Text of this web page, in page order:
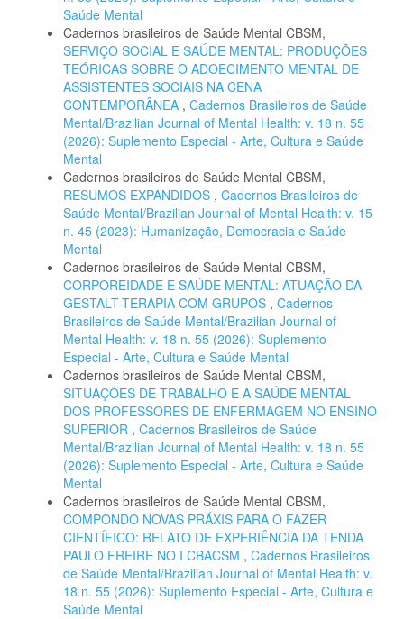
Saúde Mental
Cadernos brasileiros de Saúde Mental CBSM,
SERVIÇO SOCIAL E SAÚDE MENTAL: PRODUÇÕES
TEÓRICAS SOBRE O ADOECIMENTO MENTAL DE
ASSISTENTES SOCIAIS NA CENA
CONTEMPORÂNEA , Cadernos Brasileiros de Saúde
Mental/Brazilian Journal of Mental Health: v. 18 n. 55
(2026): Suplemento Especial - Arte, Cultura e Saúde
Mental
Cadernos brasileiros de Saúde Mental CBSM,
RESUMOS EXPANDIDOS , Cadernos Brasileiros de
Saúde Mental/Brazilian Journal of Mental Health: v. 15
n. 45 (2023): Humanização, Democracia e Saúde
Mental
Cadernos brasileiros de Saúde Mental CBSM,
CORPOREIDADE E SAÚDE MENTAL: ATUAÇÃO DA
GESTALT-TERAPIA COM GRUPOS , Cadernos
Brasileiros de Saúde Mental/Brazilian Journal of
Mental Health: v. 18 n. 55 (2026): Suplemento
Especial - Arte, Cultura e Saúde Mental
Cadernos brasileiros de Saúde Mental CBSM,
SITUAÇÕES DE TRABALHO E A SAÚDE MENTAL
DOS PROFESSORES DE ENFERMAGEM NO ENSINO
SUPERIOR , Cadernos Brasileiros de Saúde
Mental/Brazilian Journal of Mental Health: v. 18 n. 55
(2026): Suplemento Especial - Arte, Cultura e Saúde
Mental
Cadernos brasileiros de Saúde Mental CBSM,
COMPONDO NOVAS PRÁXIS PARA O FAZER
CIENTÍFICO: RELATO DE EXPERIÊNCIA DA TENDA
PAULO FREIRE NO I CBACSM , Cadernos Brasileiros
de Saúde Mental/Brazilian Journal of Mental Health: v.
18 n. 55 (2026): Suplemento Especial - Arte, Cultura e
Saúde Mental